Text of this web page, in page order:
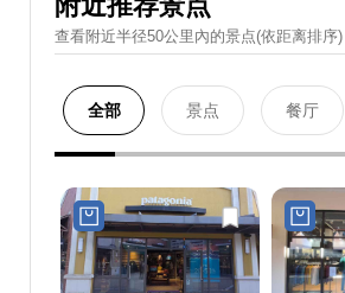
查看附近半径50公里內的景点(依距离排序)
全部 景点 餐厅